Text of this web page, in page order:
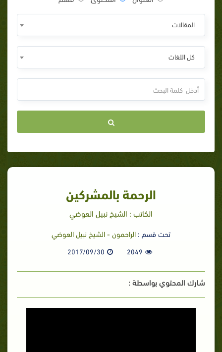
المقالات
كل اللغات
الرحمة بالمشركين
الكاتب : الشيخ نبيل العوضي
تحت قسم : الراحمون - الشيخ نبيل العوضي
2049
2017/09/30
شارك المحتوي بواسطة :